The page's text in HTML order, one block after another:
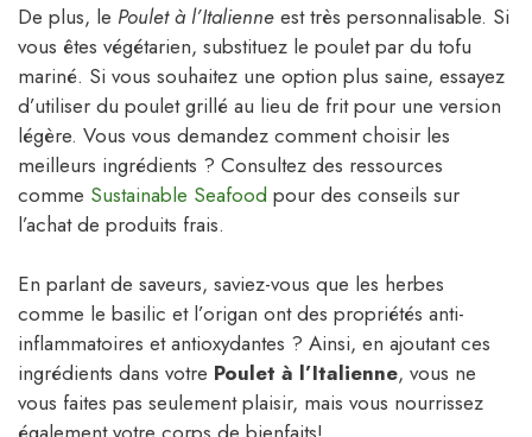
De plus, le Poulet à l’Italienne est très personnalisable. Si
vous êtes végétarien, substituez le poulet par du tofu
mariné. Si vous souhaitez une option plus saine, essayez
d’utiliser du poulet grillé au lieu de frit pour une version
légère. Vous vous demandez comment choisir les
meilleurs ingrédients ? Consultez des ressources
comme Sustainable Seafood pour des conseils sur
l’achat de produits frais.
En parlant de saveurs, saviez-vous que les herbes
comme le basilic et l’origan ont des propriétés anti-
inflammatoires et antioxydantes ? Ainsi, en ajoutant ces
ingrédients dans votre Poulet à l’Italienne, vous ne
vous faites pas seulement plaisir, mais vous nourrissez